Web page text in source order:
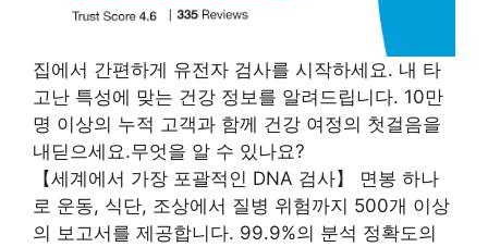
집에서 간편하게 유전자 검사를 시작하세요. 내 타
고난 특성에 맞는 건강 정보를 알려드립니다. 10만
명 이상의 누적 고객과 함께 건강 여정의 첫걸음을
내딛으세요.무엇을 알 수 있나요?
【세계에서 가장 포괄적인 DNA 검사】 면봉 하나
로 운동, 식단, 조상에서 질병 위험까지 500개 이상
의 보고서를 제공합니다. 99.9%의 분석 정확도의